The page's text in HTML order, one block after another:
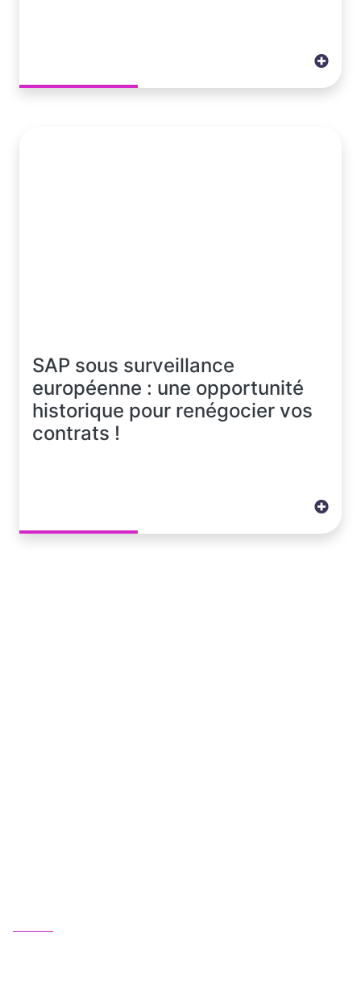
SAP sous surveillance
européenne : une opportunité
historique pour renégocier vos
contrats !